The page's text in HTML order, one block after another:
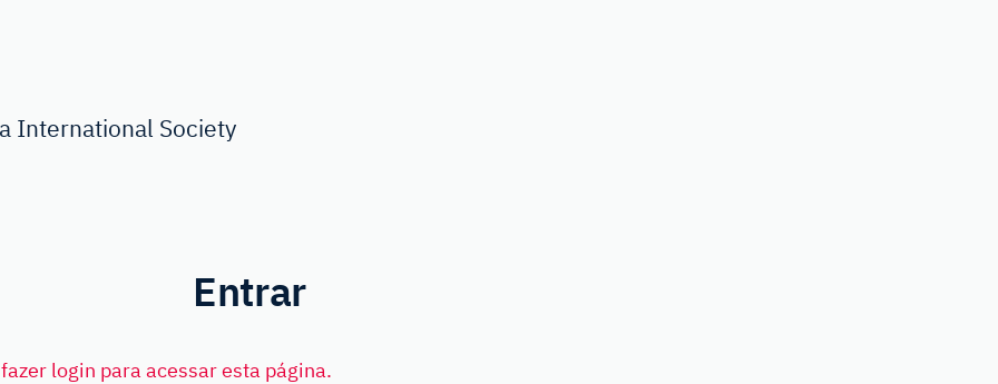
International Society
Entrar
login para acessar esta página.